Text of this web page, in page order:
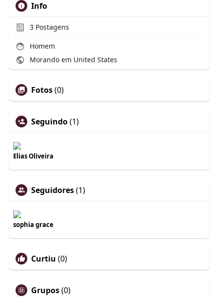
Info
3Postagens
Homem
Morando em United States
Fotos(0)
Seguindo(1)
Elias Oliveira
Seguidores(1)
sophia grace
Curtiu (0)
Grupos(0)